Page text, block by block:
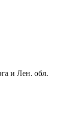
и Лен. обл.